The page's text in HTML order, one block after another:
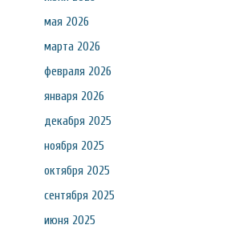
мая 2026
марта 2026
февраля 2026
января 2026
декабря 2025
ноября 2025
октября 2025
сентября 2025
июня 2025